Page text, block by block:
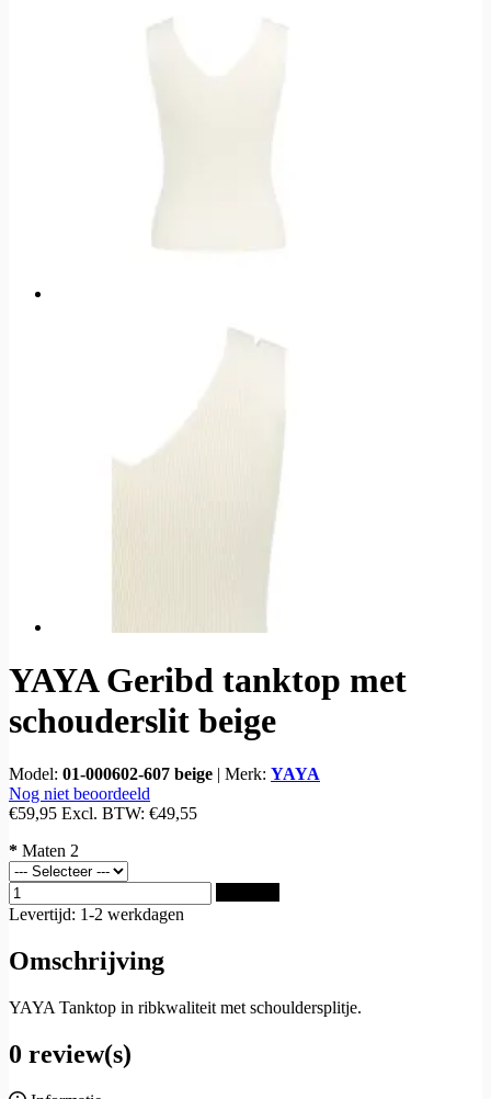
YAYA Geribd tanktop met
schouderslit beige
Model: 01-000602-607 beige | Merk: YAYA
Nog niet beoordeeld
€59,95 Excl. BTW: €49,55
* Maten 2
Levertijd: 1-2 werkdagen
Omschrijving
YAYA Tanktop in ribkwaliteit met schouldersplitje.
0 review(s)